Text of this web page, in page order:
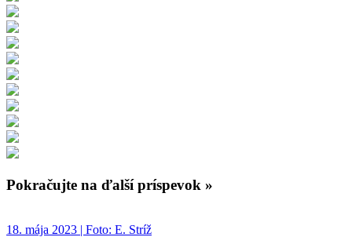
Pokračujte na ďalší príspevok »
18. mája 2023 | Foto: E. Stríž